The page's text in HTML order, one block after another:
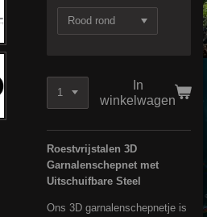
In
winkelwagen
Roestvrijstalen 3D
Garnalenschepnet met
Uitschuifbare Steel
Ons 3D garnalenschepnetje is